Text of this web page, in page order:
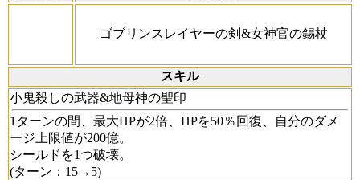
ゴブリンスレイヤーの剣&女神官の錫杖
スキル
小鬼殺しの武器&地母神の聖印
1ターンの間、最大HPが2倍、HPを50％回復、自分のダメ
ージ上限値が200億。
シールドを1つ破壊。
(ターン：15→5)